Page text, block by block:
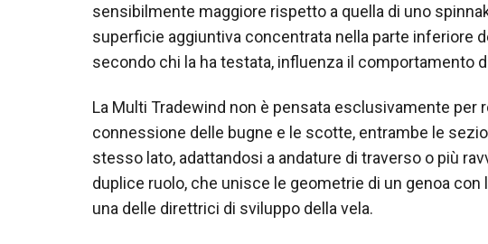
sensibilmente maggiore rispetto a quella di uno
superficie aggiuntiva concentrata nella parte inferiore
secondo chi la ha testata, influenza il comportamento
La Multi Tradewind non è pensata esclusivamente per
connessione delle bugne e le scotte, entrambe le
stesso lato, adattandosi a andature di traverso o più
duplice ruolo, che unisce le geometrie di un genoa con
una delle direttrici di sviluppo della vela.